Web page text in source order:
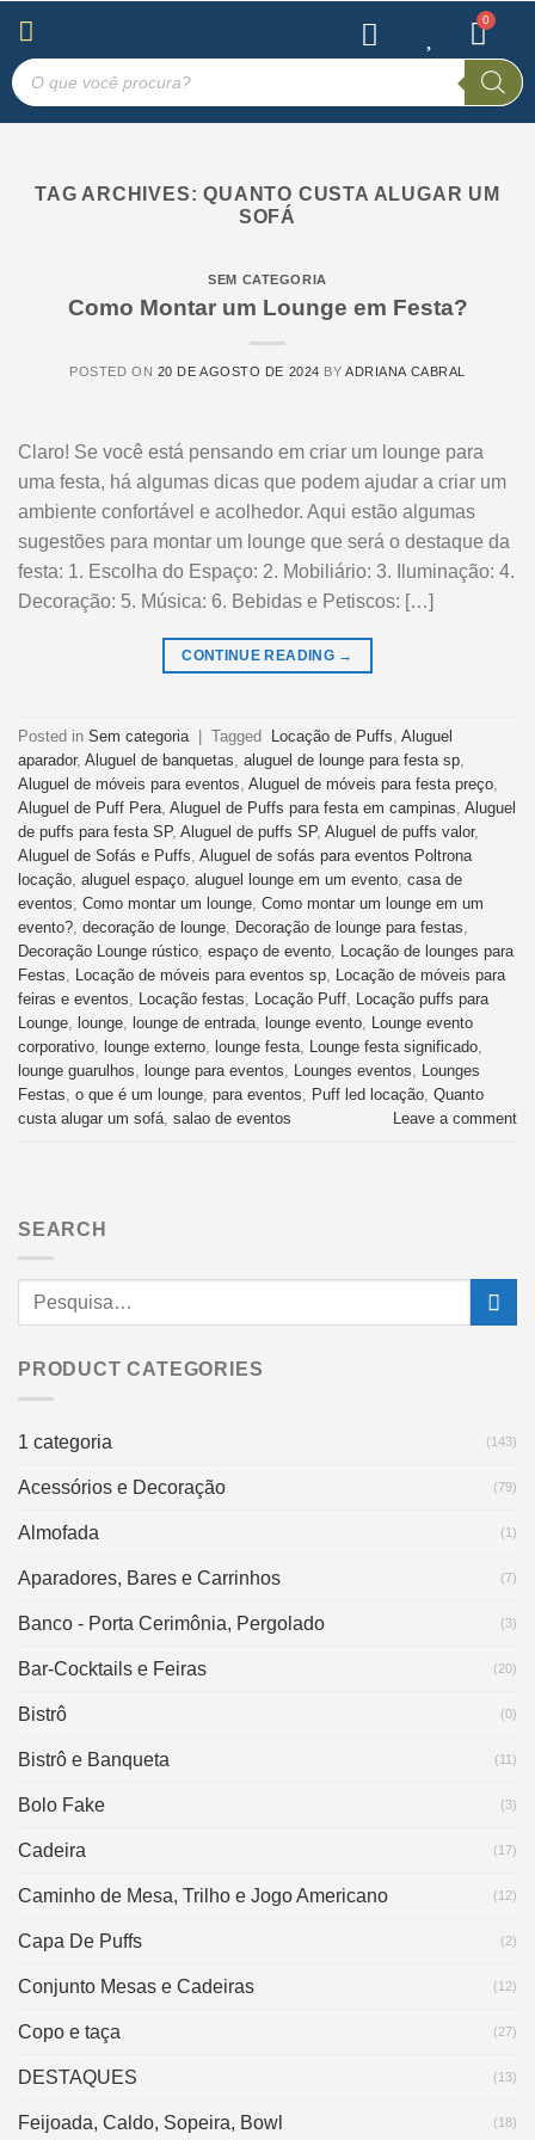
TAG ARCHIVES:QUANTO CUSTA ALUGAR UM
SOFÁ
SEM CATEGORIA
Como Montar um Lounge em Festa?
POSTED ON 20 DE AGOSTO DE 2024 BYADRIANA CABRAL
Claro! Se você está pensando em criar um lounge para
uma festa, há algumas dicas que podem ajudar a criar um
ambiente confortável e acolhedor. Aqui estão algumas
sugestões para montar um lounge que será o destaque da
festa: 1. Escolha do Espaço: 2. Mobiliário: 3. Iluminação: 4.
Decoração: 5. Música: 6. Bebidas e Petiscos: […]
CONTINUE READING →
Posted in Sem categoria Tagged Locação de Puffs Aluguel
aparador, Aluguel de banquetas aluguel de lounge para festa sp
Aluguel de móveis para eventos Aluguel de móveis para festa preço
Aluguel de Puff Pera Aluguel de Puffs para festa em campinas Aluguel
de puffs para festa SP, Aluguel de puffs SP, Aluguel de puffs valor,
Aluguel de Sofás e Puffs Aluguel de sofás para eventos Poltrona
locação aluguel espaço aluguel lounge em um evento casa de
eventos Como montar um lounge Como montar um lounge em um
evento? decoração de lounge Decoração de lounge para festas
Decoração Lounge rústico espaço de evento
Locação de lounges para
Festas
Locação de móveis para eventos sp
Locação de móveis para
feiras e eventos
Locação festas Locação Puff
Locação puffs para
Lounge
lounge lounge de entrada lounge evento
Lounge evento
corporativo
lounge externo lounge festa Lounge festa significado
lounge guarulhos
lounge para eventos Lounges eventos
Lounges
Festas o que é um lounge para eventos Puff led locação Quanto
custa alugar um sofá salao de eventos Leave a comment
SEARCH
PRODUCT CATEGORIES
1 categoria (143)
Acessórios e Decoração (79)
Almofada (1)
Aparadores, Bares e Carrinhos (7)
Banco - Porta Cerimônia, Pergolado (3)
Bar-Cocktails e Feiras (20)
Bistrô (0)
Bistrô e Banqueta (11)
Bolo Fake (3)
Cadeira (17)
Caminho de Mesa, Trilho e Jogo Americano (12)
Capa De Puffs (2)
Conjunto Mesas e Cadeiras (12)
Copo e taça (27)
DESTAQUES (13)
Feijoada, Caldo, Sopeira, Bowl (18)